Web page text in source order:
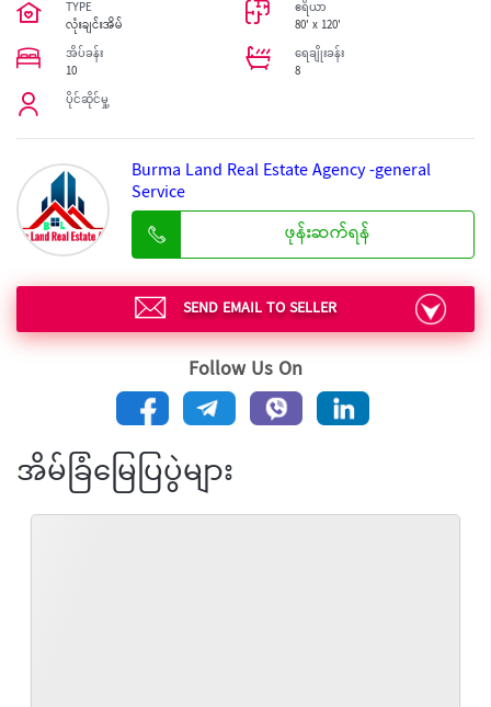
TYPE
လုံးချင်းအိမ်
ဧရိယာ
80' x 120'
အိပ်ခန်း
10
ရေချိုးခန်း
8
ပိုင်ဆိုင်မှု့
Burma Land Real Estate Agency -general
Service
ဖုန်းဆက်ရန်
SEND EMAIL TO SELLER
Follow Us On
အိမ်ခြံမြေပြပွဲများ